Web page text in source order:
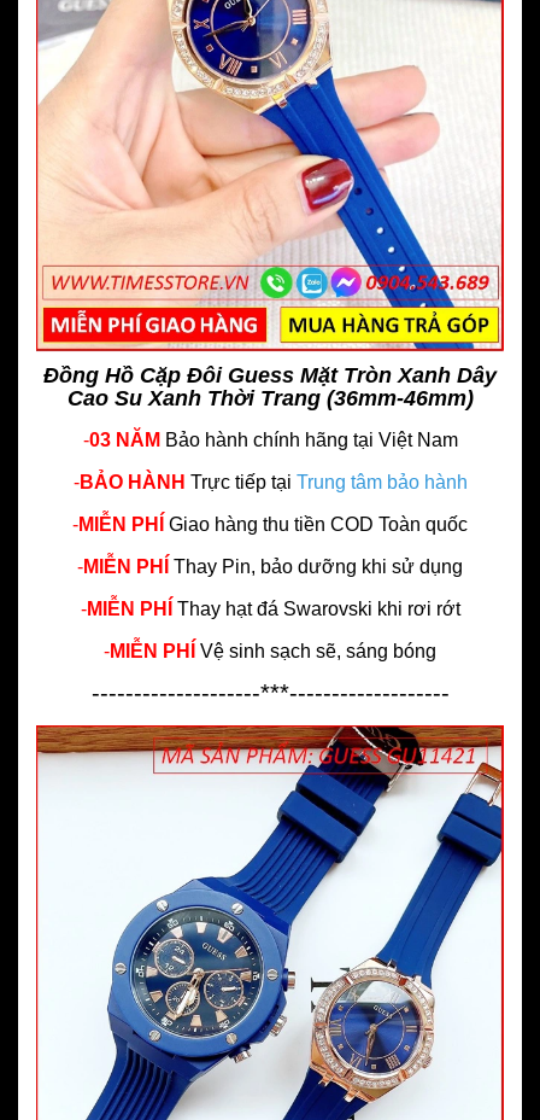
Đồng Hồ Cặp Đôi Guess Mặt Tròn Xanh Dây
Cao Su Xanh Thời Trang (36mm-46mm)
-03 NĂM Bảo hành chính hãng tại Việt Nam
-BẢO HÀNH Trực tiếp tại Trung tâm bảo hành
-MIỄN PHÍ Giao hàng thu tiền COD Toàn quốc
-MIỄN PHÍ Thay Pin, bảo dưỡng khi sử dụng
-MIỄN PHÍ Thay hạt đá Swarovski khi rơi rớt
-MIỄN PHÍ Vệ sinh sạch sẽ, sáng bóng
--------------------***-------------------